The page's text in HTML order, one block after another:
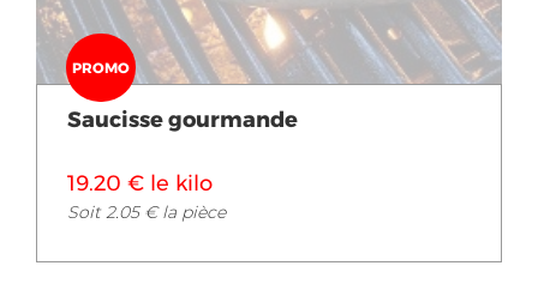
PROMO
Saucisse gourmande
19.20 € le kilo
Soit 2.05 € la pièce